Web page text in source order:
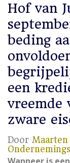
Hof van
beding
een
vreemde
zware
Door